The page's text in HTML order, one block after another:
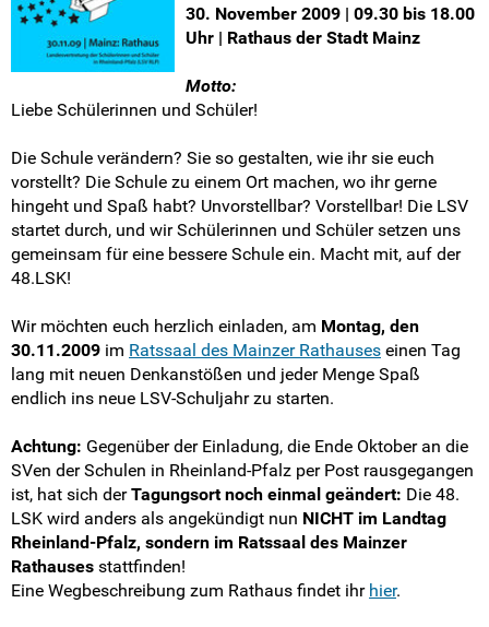
Anträge stellen
Delegiertenschlüssel
Geschäftsordnung
Protokolle LSKen
LSK #89-80
LSK #79-70
LSK #69-60
LSK #59-50
LSK #49-40
LSK #39-30
LSK #29-1
Kreis- und Stadt-SVen
30. November 2009 | 09.30 bis 18.00
Uhr | Rathaus der Stadt Mainz
Motto:
Liebe Schülerinnen und Schüler!
Die Schule verändern? Sie so gestalten, wie ihr sie euch
vorstellt? Die Schule zu einem Ort machen, wo ihr gerne
hingeht und Spaß habt? Unvorstellbar? Vorstellbar! Die LSV
startet durch, und wir Schülerinnen und Schüler setzen uns
gemeinsam für eine bessere Schule ein. Macht mit, auf der
48.LSK!
Wir möchten euch herzlich einladen, am Montag, den
30.11.2009 im Ratssaal des Mainzer Rathauses einen Tag
lang mit neuen Denkanstößen und jeder Menge Spaß
endlich ins neue LSV-Schuljahr zu starten.
Achtung: Gegenüber der Einladung, die Ende Oktober an die
SVen der Schulen in Rheinland-Pfalz per Post rausgegangen
ist, hat sich derTagungsort noch einmal geändert: Die 48.
LSK wird anders als angekündigt nun NICHT im Landtag
Rheinland-Pfalz, sondern im Ratssaal des Mainzer
Rathauses stattfinden!
Eine Wegbeschreibung zum Rathaus findet ihr hier.